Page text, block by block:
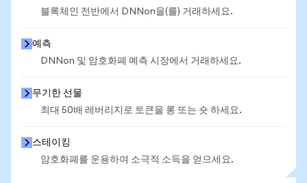
블록체인 전반에서 DNNon을(를) 거래하세요.
예측
DNNon 및 암호화폐 예측 시장에서 거래하세요.
무기한 선물
최대 50배 레버리지로 토큰을 롱 또는 숏 하세요.
스테이킹
암호화폐를 운용하여 소극적 소득을 얻으세요.